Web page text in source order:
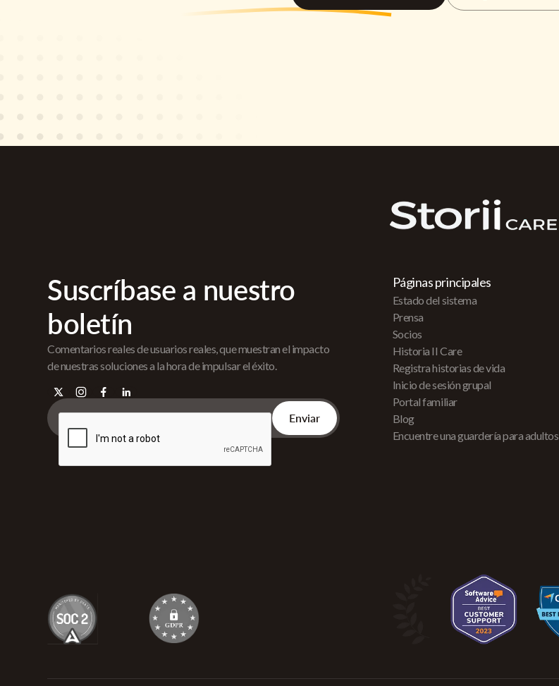
Suscríbase a nuestro
boletín
Comentarios reales de usuarios reales, que muestran el impacto
de nuestras soluciones a la hora de impulsar el éxito.
Páginas principales
Estado del sistema
Prensa
Socios
Historia II Care
Registra historias de vida
Inicio de sesión grupal
Portal familiar
Blog
Encuentre una guardería para adultos